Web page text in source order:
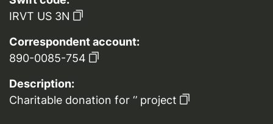
IRVT US 3N
Correspondent account:
890-0085-754
Description:
Charitable donation for ‘’ project